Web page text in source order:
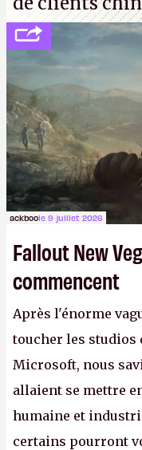
ackboole 9 juillet 2026
Fallout New
commencent
Après l'énorme
toucher les studios
Microsoft, nous
allaient se mettre
humaine et
certains pourront